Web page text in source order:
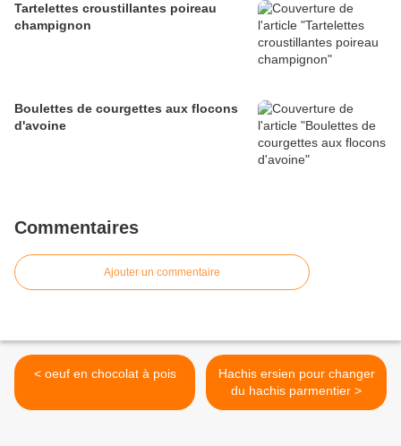
Tartelettes croustillantes poireau
champignon
Boulettes de courgettes aux flocons
d'avoine
Commentaires
Ajouter un commentaire
< oeuf en chocolat à pois
Hachis ersien pour changer
du hachis parmentier >